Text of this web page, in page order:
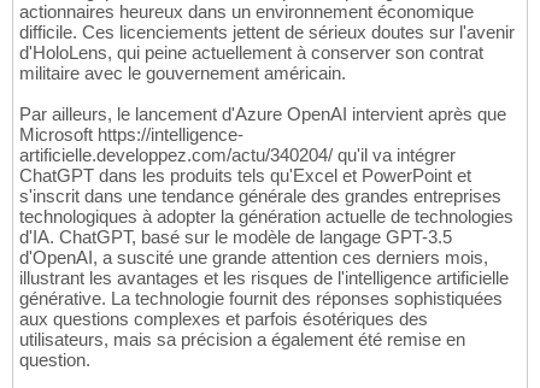
actionnaires heureux dans un environnement économique
difficile. Ces licenciements jettent de sérieux doutes sur l'avenir
d'HoloLens, qui peine actuellement à conserver son contrat
militaire avec le gouvernement américain.
Par ailleurs, le lancement d'Azure OpenAI intervient après que
Microsoft https://intelligence-
artificielle.developpez.com/actu/340204/ qu'il va intégrer
ChatGPT dans les produits tels qu'Excel et PowerPoint et
s'inscrit dans une tendance générale des grandes entreprises
technologiques à adopter la génération actuelle de technologies
d'IA. ChatGPT, basé sur le modèle de langage GPT-3.5
d'OpenAI, a suscité une grande attention ces derniers mois,
illustrant les avantages et les risques de l'intelligence artificielle
générative. La technologie fournit des réponses sophistiquées
aux questions complexes et parfois ésotériques des
utilisateurs, mais sa précision a également été remise en
question.